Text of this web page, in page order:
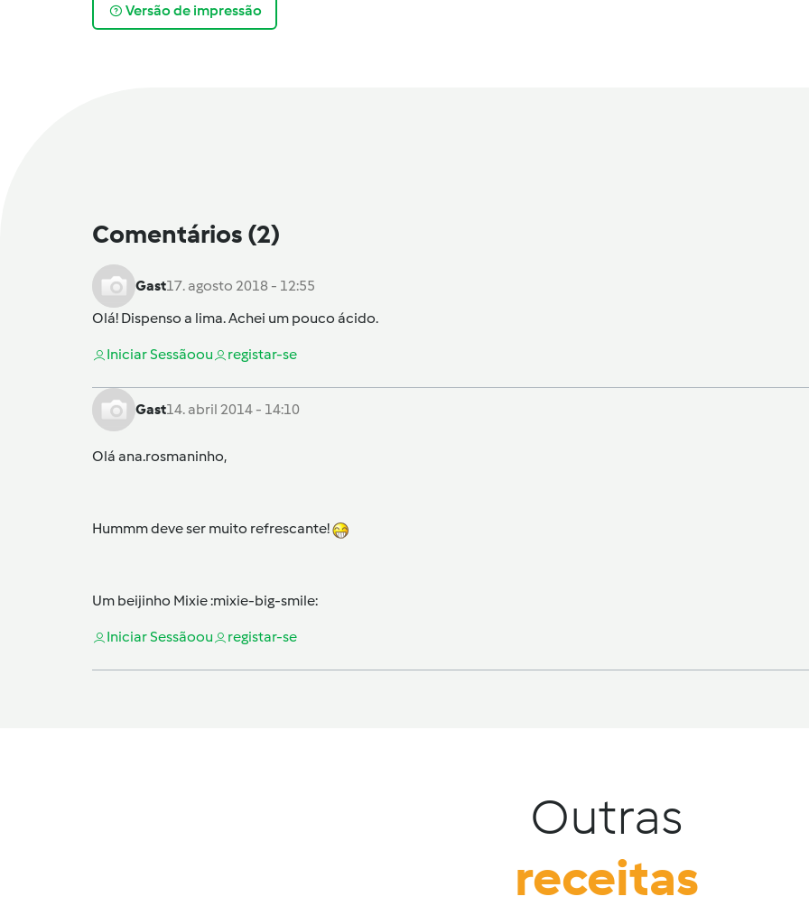
Versão de impressão
Comentários (2)
Gast17. agosto 2018 - 12:55
Olá! Dispenso a lima. Achei um pouco ácido.
Iniciar Sessãoou registar-se
Gast14. abril 2014 - 14:10
Olá ana.rosmaninho,
Hummm deve ser muito refrescante!
Um beijinho Mixie :mixie-big-smile:
Iniciar Sessãoou registar-se
Outras
receitas